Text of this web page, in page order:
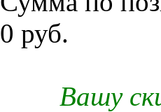
0 руб.
Вашу